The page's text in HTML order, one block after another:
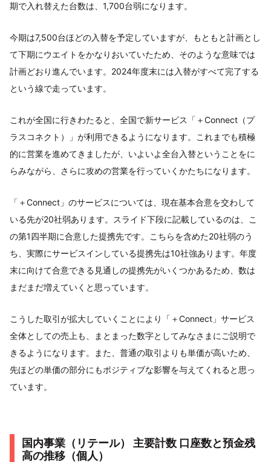
期で入れ替えた台数は、1,700台弱になります。
今期は7,500台ほどの入替を予定していますが、もともと計画とし
て下期にウエイトをかなりおいていたため、そのような意味では
計画どおり進んでいます。2024年度末には入替がすべて完了する
という線で走っています。
これが全国に行きわたると、全国で新サービス「＋Connect（プ
ラスコネクト）」が利用できるようになります。これまでも積極
的に営業を進めてきましたが、いよいよ全台入替ということをに
らみながら、さらに攻めの営業を行っていくかたちになります。
「＋Connect」のサービスについては、現在基本合意を交わして
いる先が20社弱あります。スライド下段に記載しているのは、こ
の第1四半期に合意した提携先です。こちらを含めた20社弱のう
ち、実際にサービスインしている提携先は10社強あります。年度
末に向けて合意できる見通しの提携先がいくつかあるため、数は
まだまだ増えていくと思っています。
こうした取引が拡大していくことにより「＋Connect」サービス
全体としての売上も、まとまった数字としてみなさまにご説明で
きるようになります。また、普通の取引よりも単価が高いため、
先ほどの単価の部分にもポジティブな影響を与えてくれると思っ
ています。
国内事業（リテール） 主要計数 口座数と預金残
高の推移（個人）